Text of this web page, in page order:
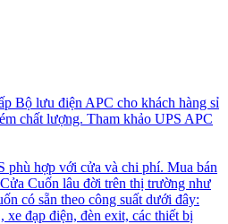
Bộ lưu điện APC cho khách hàng sỉ
chất lượng. Tham khảo UPS APC
phù hợp với cửa và chi phí. Mua bán
Cuốn lâu đời trên thị trường như
có sẵn theo công suất dưới đây:
đạp điện, đèn exit, các thiết bị